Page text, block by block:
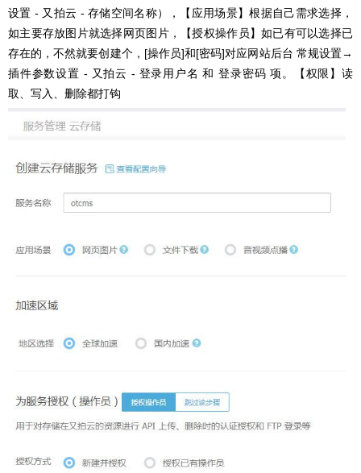
设置 - 又拍云 - 存储空间名称），【应用场景】根据自己需求选择，
如主要存放图片就选择网页图片，【授权操作员】如已有可以选择已
存在的，不然就要创建个，[操作员]和[密码]对应网站后台 常规设置→
插件参数设置 - 又拍云 - 登录用户名 和 登录密码 项。【权限】读
取、写入、删除都打钩